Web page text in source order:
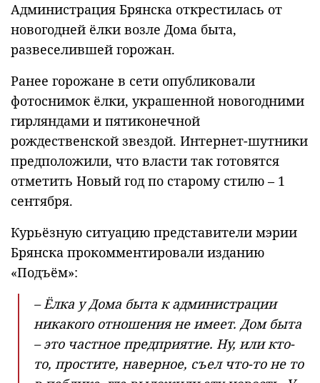
Администрация Брянска открестилась от
новогодней ёлки возле Дома быта,
развеселившей горожан.
Ранее горожане в сети опубликовали
фотоснимок ёлки, украшенной новогодними
гирляндами и пятиконечной
рождественской звездой. Интернет-шутники
предположили, что власти так готовятся
отметить Новый год по старому стилю – 1
сентября.
Курьёзную ситуацию представители мэрии
Брянска прокомментировали изданию
«Подъём»:
– Ёлка у Дома быта к администрации
никакого отношения не имеет. Дом быта
– это частное предприятие. Ну, или кто-
то, простите, наверное, съел что-то не то